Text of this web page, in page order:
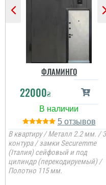
Непоганий варінт, дуже
сподобався в своїй ціні і
є в наявності, та хороша
ціна, мені потрібно були
закрить два проєми і
мене все влаштувало....
читати всі відгуки
ФЛАМИНГО
22000₴
5
В квартиру / Металл 2.2 мм. / 3
контура / замки Securemme
(Італия) сейфовый и под
цилиндр (перекодируемый) /
Полотно 115 мм.